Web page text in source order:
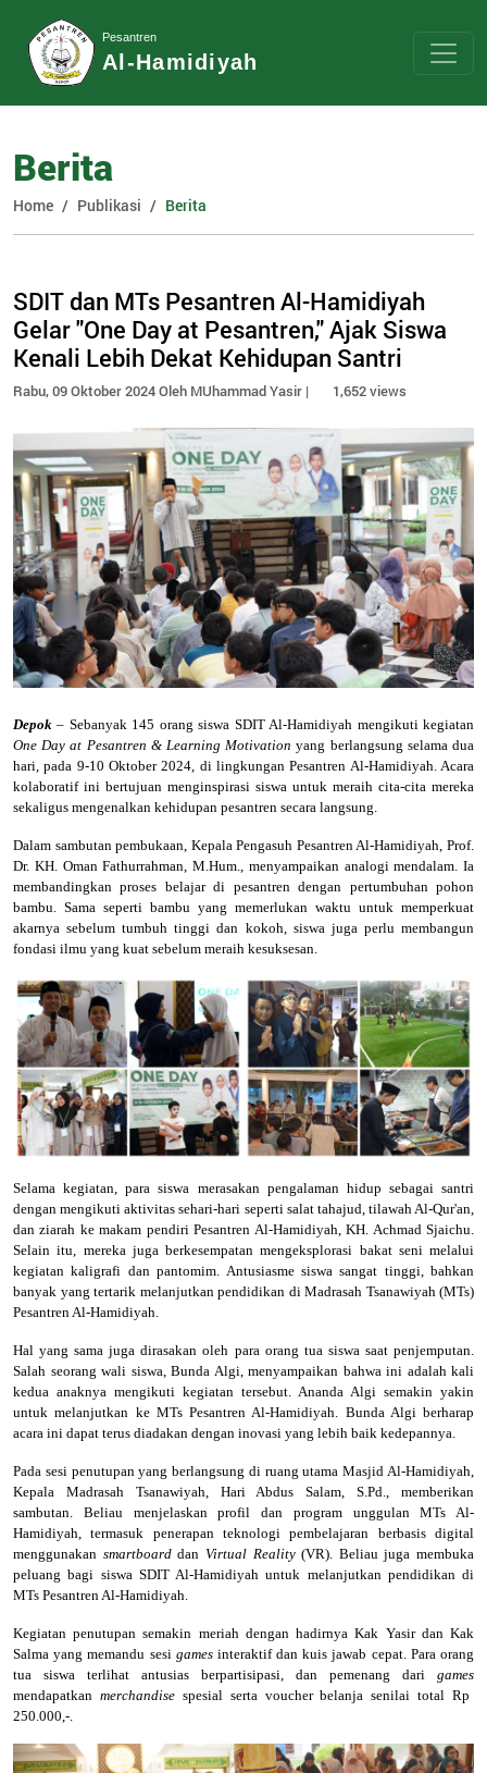
Pesantren
Al-Hamidiyah
Berita
Home Publikasi Berita
SDIT dan MTs Pesantren Al-Hamidiyah
Gelar "One Day at Pesantren," Ajak Siswa
Kenali Lebih Dekat Kehidupan Santri
Rabu, 09 Oktober 2024 Oleh MUhammad Yasir | 1,652 views
Depok – Sebanyak 145 orang siswa SDIT Al-Hamidiyah mengikuti kegiatan
One Day at Pesantren & Learning Motivation yang berlangsung selama dua
hari, pada 9-10 Oktober 2024, di lingkungan Pesantren Al-Hamidiyah. Acara
kolaboratif ini bertujuan menginspirasi siswa untuk meraih cita-cita mereka
sekaligus mengenalkan kehidupan pesantren secara langsung.
Dalam sambutan pembukaan, Kepala Pengasuh Pesantren Al-Hamidiyah, Prof.
Dr. KH. Oman Fathurrahman, M.Hum., menyampaikan analogi mendalam. Ia
membandingkan proses belajar di pesantren dengan pertumbuhan pohon
bambu. Sama seperti bambu yang memerlukan waktu untuk memperkuat
akarnya sebelum tumbuh tinggi dan kokoh, siswa juga perlu membangun
fondasi ilmu yang kuat sebelum meraih kesuksesan.
Selama kegiatan, para siswa merasakan pengalaman hidup sebagai santri
dengan mengikuti aktivitas sehari-hari seperti salat tahajud, tilawah Al-Qur'an,
dan ziarah ke makam pendiri Pesantren Al-Hamidiyah, KH. Achmad Sjaichu.
Selain itu, mereka juga berkesempatan mengeksplorasi bakat seni melalui
kegiatan kaligrafi dan pantomim. Antusiasme siswa sangat tinggi, bahkan
banyak yang tertarik melanjutkan pendidikan di Madrasah Tsanawiyah (MTs)
Pesantren Al-Hamidiyah.
Hal yang sama juga dirasakan oleh para orang tua siswa saat penjemputan.
Salah seorang wali siswa, Bunda Algi, menyampaikan bahwa ini adalah kali
kedua anaknya mengikuti kegiatan tersebut. Ananda Algi semakin yakin
untuk melanjutkan ke MTs Pesantren Al-Hamidiyah. Bunda Algi berharap
acara ini dapat terus diadakan dengan inovasi yang lebih baik kedepannya.
Pada sesi penutupan yang berlangsung di ruang utama Masjid Al-Hamidiyah,
Kepala Madrasah Tsanawiyah, Hari Abdus Salam, S.Pd., memberikan
sambutan. Beliau menjelaskan profil dan program unggulan MTs Al-
Hamidiyah, termasuk penerapan teknologi pembelajaran berbasis digital
menggunakan smartboarddan Virtual Reality(VR). Beliau juga membuka
peluang bagi siswa SDIT Al-Hamidiyah untuk melanjutkan pendidikan di
MTs Pesantren Al-Hamidiyah.
Kegiatan penutupan semakin meriah dengan hadirnya Kak Yasir dan Kak
Salma yang memandu sesi gamesinteraktif dan kuis jawab cepat. Para orang
tua siswa terlihat antusias berpartisipasi, dan pemenang dari games
mendapatkan merchandisespesial serta voucher belanja senilai total Rp
250.000,-.